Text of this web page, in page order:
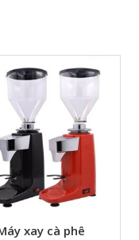
xay cà phê